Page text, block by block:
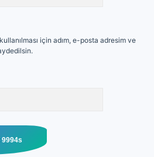
için adım, e-posta adresim ve